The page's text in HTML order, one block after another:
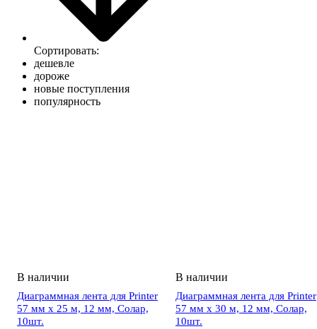
Сортировать:
дешевле
дороже
новые поступления
популярность
Диаграммная лента для Printer
57 мм х 25 м, 12 мм, Солар,
10шт.
Диаграммная лента для Printer
57 мм х 30 м, 12 мм, Солар,
10шт.